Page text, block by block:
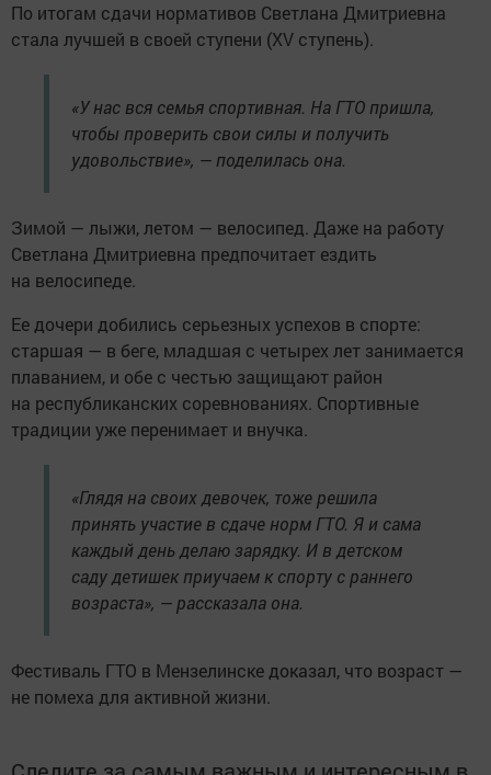
По итогам сдачи нормативов Светлана Дмитриевна
стала лучшей в своей ступени (XV ступень).
«У нас вся семья спортивная. На ГТО пришла,
чтобы проверить свои силы и получить
удовольствие», — поделилась она.
Зимой — лыжи, летом — велосипед. Даже на работу
Светлана Дмитриевна предпочитает ездить
на велосипеде.
Ее дочери добились серьезных успехов в спорте:
старшая — в беге, младшая с четырех лет занимается
плаванием, и обе с честью защищают район
на республиканских соревнованиях. Спортивные
традиции уже перенимает и внучка.
«Глядя на своих девочек, тоже решила
принять участие в сдаче норм ГТО. Я и сама
каждый день делаю зарядку. И в детском
саду детишек приучаем к спорту с раннего
возраста», — рассказала она.
Фестиваль ГТО в Мензелинске доказал, что возраст —
не помеха для активной жизни.